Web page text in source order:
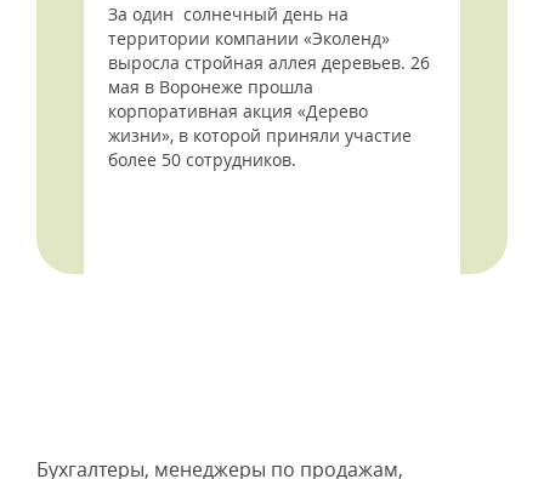
За один солнечный день на
территории компании «Эколенд»
выросла стройная аллея деревьев. 26
мая в Воронеже прошла
корпоративная акция «Дерево
жизни», в которой приняли участие
более 50 сотрудников.
Бухгалтеры, менеджеры по продажам,